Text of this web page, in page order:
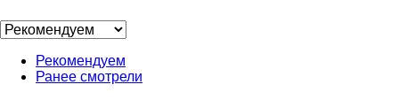
Рекомендуем
Ранее смотрели